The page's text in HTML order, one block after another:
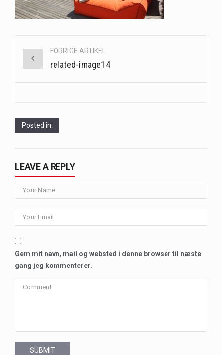
navigationFORRIGE ARTIKEL
related-image14
Posted in:
LEAVE A REPLY
Gem mit navn, mail og websted i denne browser til næste
gang jeg kommenterer.
SUBMIT